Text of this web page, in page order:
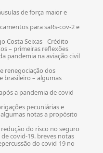
de força maior e
para saRs-cov-2 e
Costa Seixas - Crédito
– primeiras reflexões
pandemia na aviação civil
renegociação dos
brasileiro – algumas
a pandemia de covid-
pecuniárias e
notas a propósito
do risco no seguro
covid-19. breves notas
do covid-19 no